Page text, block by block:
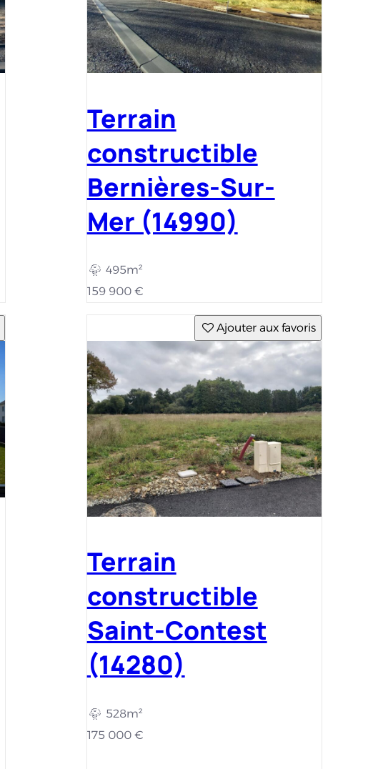
Terrain
constructible
Bernières-Sur-
Mer (14990)
495m²
159 900 €
Ajouter aux favoris
Terrain
constructible
Saint-Contest
(14280)
528m²
175 000 €